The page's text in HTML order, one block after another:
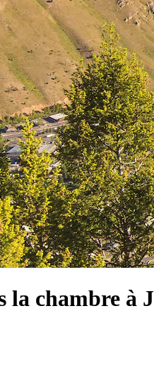
la chambre à